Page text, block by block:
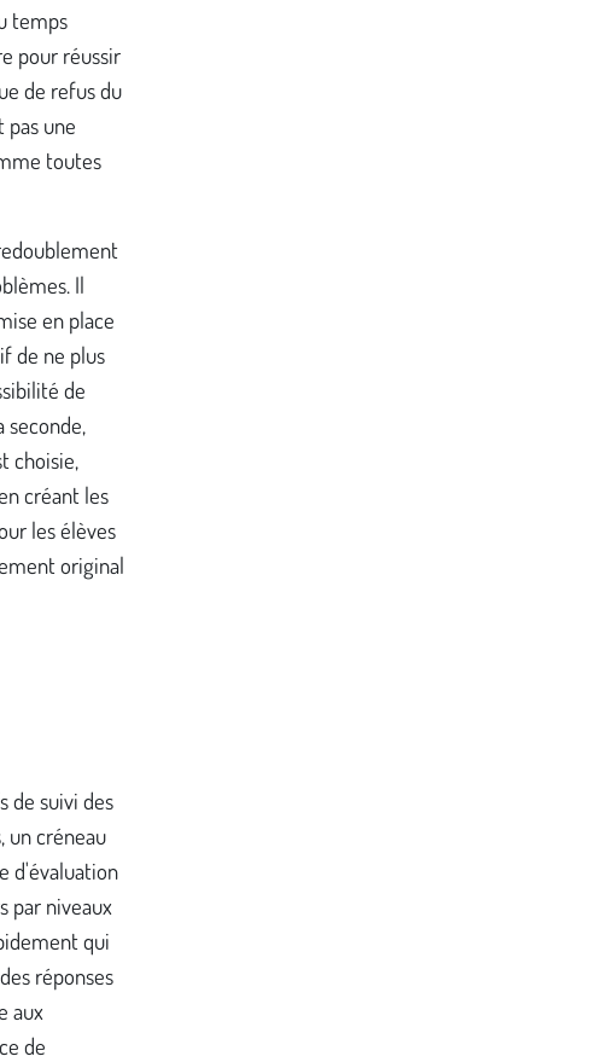
temps
pour réussir
de refus du
une
toutes
Il
en place
de ne plus
de
seconde,
choisie,
créant les
les élèves
original
de suivi des
un créneau
d'évaluation
par niveaux
qui
réponses
aux
de